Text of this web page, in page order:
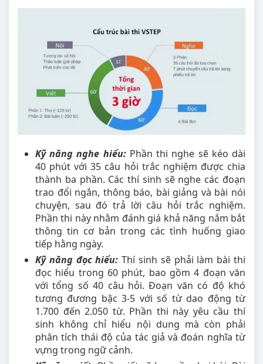
Kỹ năng nghe hiểu: Phần thi nghe sẽ kéo dài
40 phút với 35 câu hỏi trắc nghiệm được chia
thành ba phần. Các thí sinh sẽ nghe các đoạn
trao đổi ngắn, thông báo, bài giảng và bài nói
chuyện, sau đó trả lời câu hỏi trắc nghiệm.
Phần thi này nhằm đánh giá khả năng nắm bắt
thông tin cơ bản trong các tình huống giao
tiếp hằng ngày.
Kỹ năng đọc hiểu:Thí sinh sẽ phải làm bài thi
đọc hiểu trong 60 phút, bao gồm 4 đoạn văn
với tổng số 40 câu hỏi. Đoạn văn có độ khó
tương đương bậc 3-5 với số từ dao động từ
1.700 đến 2.050 từ. Phần thi này yêu cầu thí
sinh không chỉ hiểu nội dung mà còn phải
phân tích thái độ của tác giả và đoán nghĩa từ
vựng trong ngữ cảnh.